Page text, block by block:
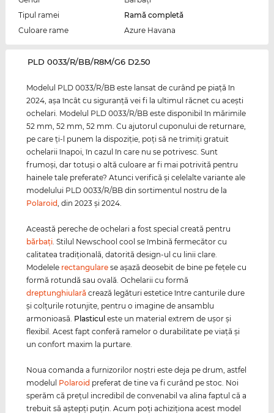
Tipul ramei
Ramă completă
Culoare rame
Azure Havana
‌PLD 0033/R/BB/R8M/G6 D2.50
Modelul PLD 0033/R/BB este lansat de curând pe piaţă în
2024, aşa încât cu siguranţă vei fi la ultimul răcnet cu aceşti
ochelari. Modelul PLD 0033/R/BB este disponibil în mărimile
52 mm, 52 mm, 52 mm. Cu ajutorul cuponului de returnare,
pe care ţi-l punem la dispoziţie, poţi să ne trimiţi gratuit
ochelarii înapoi, în cazul în care nu se potrivesc. Sunt
frumoşi, dar totuşi o altă culoare ar fi mai potrivită pentru
hainele tale preferate? Atunci verifică şi celelalte variante ale
modelului PLD 0033/R/BB din sortimentul nostru de la
Polaroid , din 2023 şi 2024.
Această pereche de ochelari a fost special creată pentru
bărbaţi . Stilul Newschool cool se îmbină fermecător cu
calitatea tradiţională, datorită design-ul cu linii clare.
Modelele rectangulare se aşază deosebit de bine pe feţele cu
formă rotundă sau ovală. Ochelarii cu formă
dreptunghiulară crează legături estetice între canturile dure
şi colţurile rotunjite, pentru o imagine de ansamblu
armonioasă. Plasticul este un material extrem de uşor şi
flexibil. Acest fapt conferă ramelor o durabilitate pe viaţă şi
un confort maxim la purtare.
Noua comanda a furnizorilor noştri este deja pe drum, astfel
modelul Polaroid preferat de tine va fi curând pe stoc. Noi
sperăm că preţul incredibil de convenabil va alina faptul că a
trebuit să aştepţi puţin. Acum poţi achiziţiona acest model